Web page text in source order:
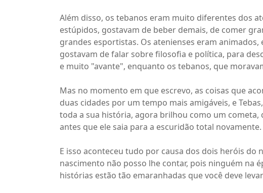
Além disso, os tebanos eram muito diferentes dos
estúpidos, gostavam de beber demais, de comer
grandes esportistas. Os atenienses eram
gostavam de falar sobre filosofia e política, para
e muito "avante", enquanto os tebanos, que
Mas no momento em que escrevo, as coisas que
duas cidades por um tempo mais amigáveis, e
toda a sua história, agora brilhou como um
antes que ele saia para a escuridão total novamente.
E isso aconteceu tudo por causa dos dois heróis do
nascimento não posso lhe contar, pois ninguém na
histórias estão tão emaranhadas que você deve